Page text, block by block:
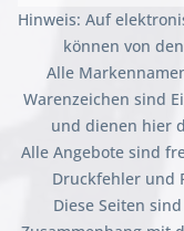
Hinweis: Auf
können von
Alle
Warenzeichen sind
und dienen hier
Alle Angebote sind
Druckfehler und
Diese Seiten